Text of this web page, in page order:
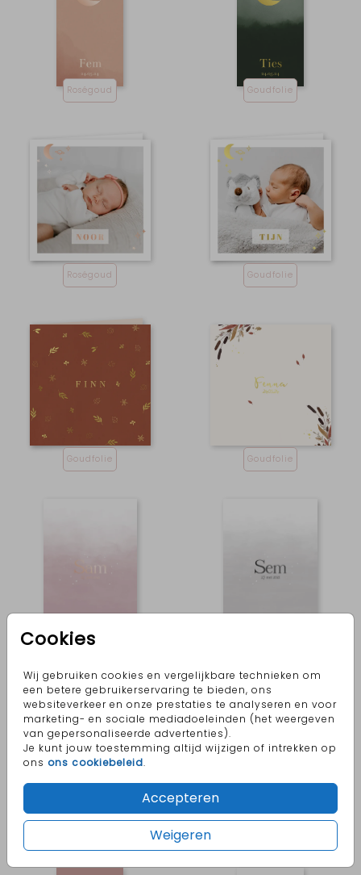
Cookies
Wij gebruiken cookies en vergelijkbare technieken om
een betere gebruikerservaring te bieden, ons
websiteverkeer en onze prestaties te analyseren en voor
marketing- en sociale mediadoeleinden (het weergeven
van gepersonaliseerde advertenties).
Je kunt jouw toestemming altijd wijzigen of intrekken op
ons ons cookiebeleid.
Accepteren
Weigeren
Roségoud Goudfolie
Roségoud Goudfolie
Goudfolie Goudfolie
Roségoud